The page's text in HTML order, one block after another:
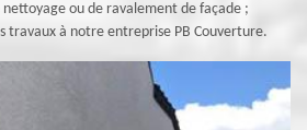
nettoyage ou de ravalement de façade ;
travaux à notre entreprise PB Couverture.